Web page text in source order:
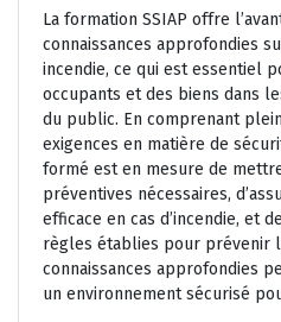
La formation SSIAP offre
connaissances approfondies
incendie, ce qui est essentiel
occupants et des biens dans
du public. En comprenant
exigences en matière de
formé est en mesure de
préventives nécessaires,
efficace en cas d’incendie, et
règles établies pour prévenir
connaissances approfondies
un environnement sécurisé